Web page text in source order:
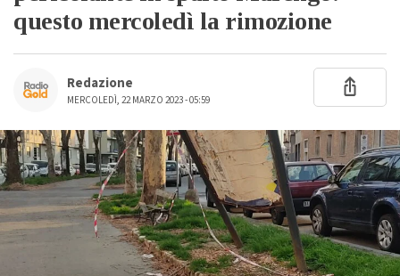
questo mercoledì la rimozione
Redazione
MERCOLEDÌ, 22 MARZO 2023 - 05:59